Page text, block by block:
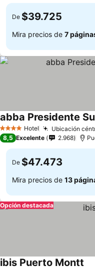
De $39.725
Mira precios de 7
4 EstrellasHotel Ubicación
abba Presidente
8,5 Excelente 2.968
De $47.473
Mira precios de 13
Opción destacada
ibis Puerto Montt